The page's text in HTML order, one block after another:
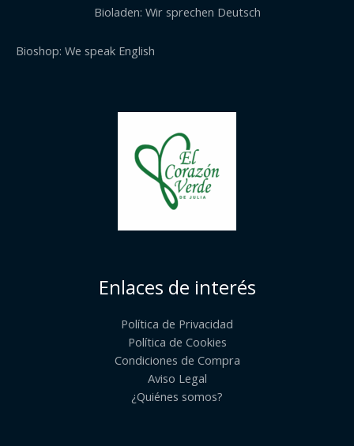
Bioladen: Wir sprechen Deutsch
Bioshop: We speak English
Enlaces de interés
Política de Privacidad
Política de Cookies
Condiciones de Compra
Aviso Legal
¿Quiénes somos?​